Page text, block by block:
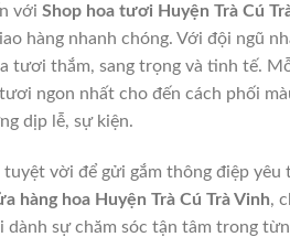
với Shop hoa tươi Huyện Trà Cú
hàng nhanh chóng. Với đội ngũ
tươi thắm, sang trọng và tinh tế.
ngon nhất cho đến cách phối
dịp lễ, sự kiện.
vời để gửi gắm thông điệp
hàng hoa Huyện Trà Cú Trà Vinh,
dành sự chăm sóc tận tâm trong